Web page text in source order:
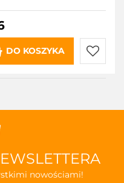
DO KOSZYKA
Do
nowościami!